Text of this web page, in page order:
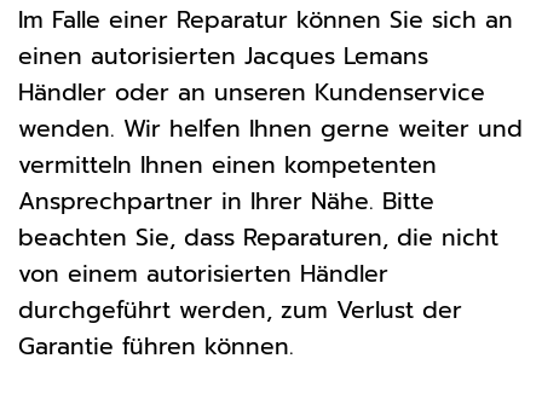
Im Falle einer Reparatur können Sie sich an
einen autorisierten Jacques Lemans
Händler oder an unseren Kundenservice
wenden. Wir helfen Ihnen gerne weiter und
vermitteln Ihnen einen kompetenten
Ansprechpartner in Ihrer Nähe. Bitte
beachten Sie, dass Reparaturen, die nicht
von einem autorisierten Händler
durchgeführt werden, zum Verlust der
Garantie führen können.